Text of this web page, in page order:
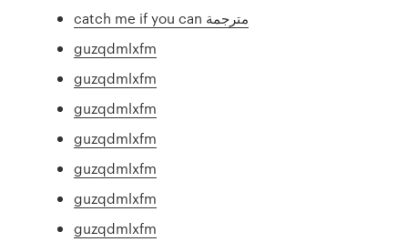
catch me if you can مترجمة
guzqdmlxfm
guzqdmlxfm
guzqdmlxfm
guzqdmlxfm
guzqdmlxfm
guzqdmlxfm
guzqdmlxfm